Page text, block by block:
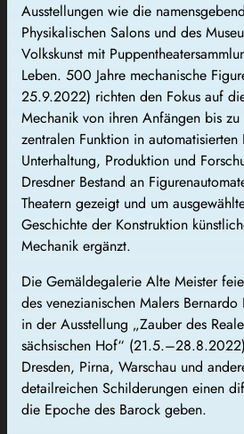
Ausstellungen wie die
Physikalischen Salons und des
Volkskunst mit
Leben. 500 Jahre mechanische
25.9.2022) richten den Fokus auf
Mechanik von ihren Anfängen bis
zentralen Funktion in
Unterhaltung, Produktion und
Dresdner Bestand an
Theatern gezeigt und um
Geschichte der Konstruktion
Mechanik ergänzt.
Die Gemäldegalerie Alte Meister
des venezianischen Malers
in der Ausstellung „Zauber des
sächsischen Hof“
Dresden, Pirna, Warschau und
detailreichen Schilderungen einen
die Epoche des Barock geben.